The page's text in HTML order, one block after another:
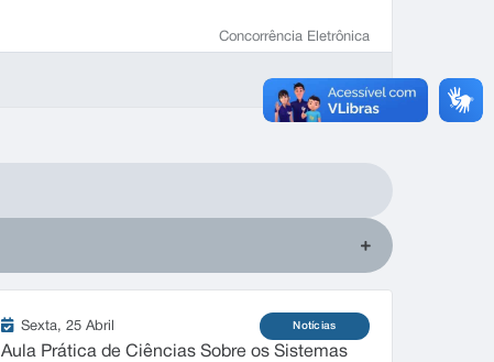
Concorrência Eletrônica
Notícias
Sexta 25 Abril
Aula Prática de Ciências Sobre os Sistemas